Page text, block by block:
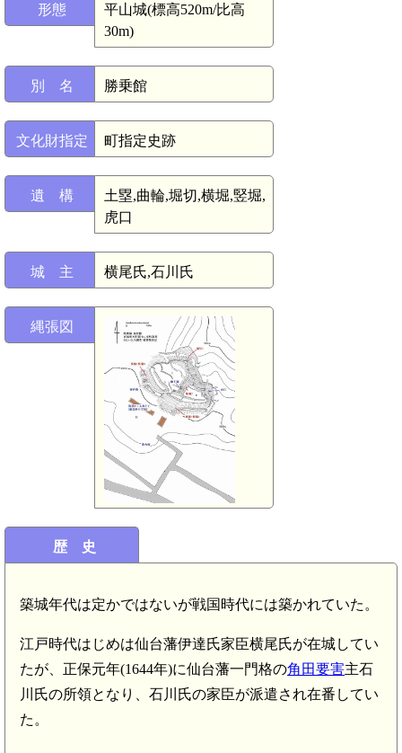
形態
平山城(標高520m/比高
30m)
別 名 勝乗館
文化財指定 町指定史跡
遺 構
土塁,曲輪,堀切,横堀,竪堀,
虎口
城 主 横尾氏,石川氏
縄張図
歴 史
築城年代は定かではないが戦国時代には築かれていた。
江戸時代はじめは仙台藩伊達氏家臣横尾氏が在城してい
たが、正保元年(1644年)に仙台藩一門格の角田要害主石
川氏の所領となり、石川氏の家臣が派遣され在番してい
た。